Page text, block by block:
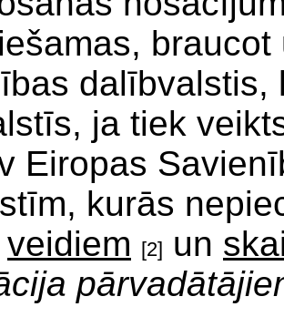
ja tiek
Eiropas
kurās
veidiem [2] un